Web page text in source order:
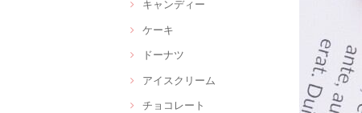
キャンディー
ケーキ
ドーナツ
アイスクリーム
チョコレート